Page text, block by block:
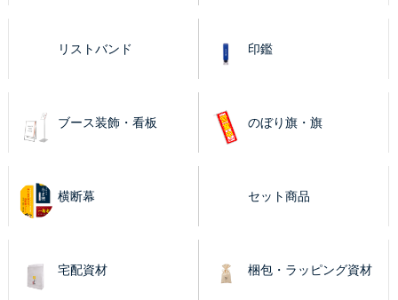
リストバンド 印鑑
ブース装飾・看板 のぼり旗・旗
横断幕 セット商品
宅配資材 梱包・ラッピング資材